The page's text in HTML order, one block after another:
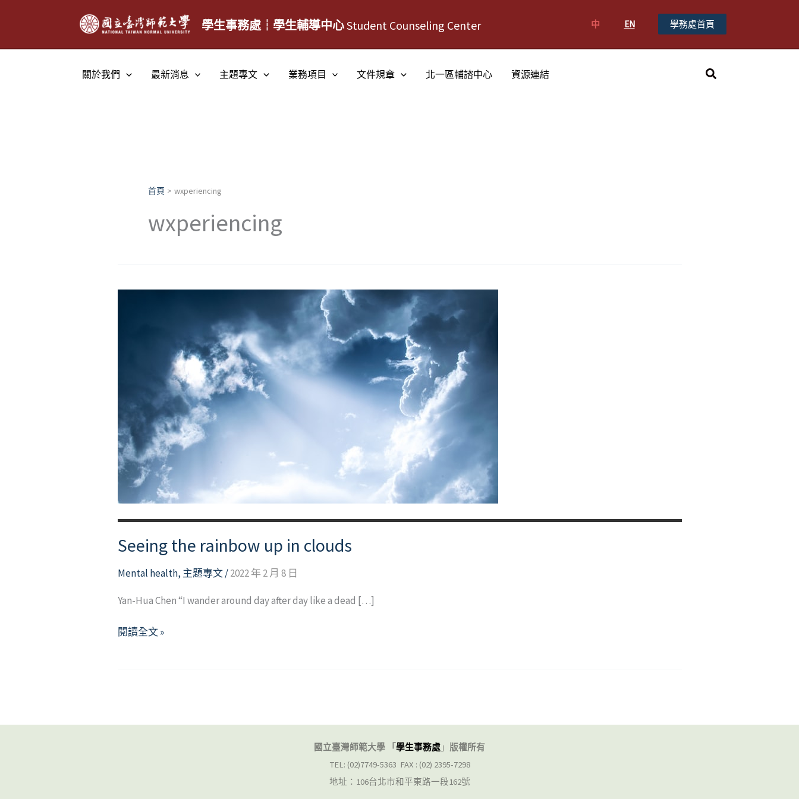
學生事務處┆學生輔導中心Student Counseling Center 中 EN 學務處首頁
關於我們 最新消息 主題專文 業務項目 文件規章 北一區輔諮中心 資源連結
搜
首頁 wxperiencing
wxperiencing
Seeing the rainbow up in clouds
Mental health, 主題專文/2022 年 2 月 8 日
Yan-Hua Chen “I wander around day after day like a dead […]
Seeing
閱讀全文 »
國立臺灣師範大學 「 學生事務處 」 版權所有
TEL: (02)7749-5363 FAX : (02) 2395-7298
地址：106台北市和平東路一段162號